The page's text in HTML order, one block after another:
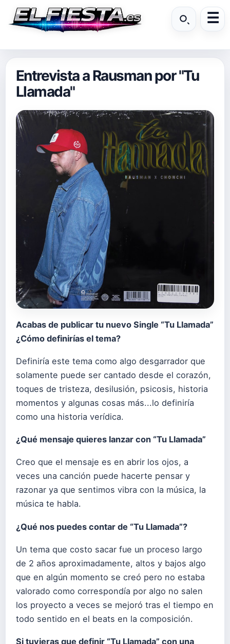
Entrevista a Rausman por "Tu
Llamada"
Acabas de publicar tu nuevo Single “Tu Llamada”
¿Cómo definirías el tema?
Definiría este tema como algo desgarrador que
solamente puede ser cantado desde el corazón,
toques de tristeza, desilusión, psicosis, historia
momentos y algunas cosas más...lo definiría
como una historia verídica.
¿Qué mensaje quieres lanzar con “Tu Llamada”
Creo que el mensaje es en abrir los ojos, a
veces una canción puede hacerte pensar y
razonar ya que sentimos vibra con la música, la
música te habla.
¿Qué nos puedes contar de “Tu Llamada”?
Un tema que costo sacar fue un proceso largo
de 2 años aproximadamente, altos y bajos algo
que en algún momento se creó pero no estaba
valorado como correspondía por algo no salen
los proyecto a veces se mejoró tras el tiempo en
todo sentido en el beats en la composición.
Si tuvieras que definir “Tu Llamada” con una